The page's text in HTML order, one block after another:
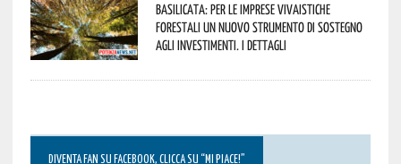
Basilicata: per le imprese vivaistiche
forestali un nuovo strumento di sostegno
agli investimenti. I dettagli
DIVENTA FAN SU FACEBOOK, CLICCA SU “MI PIACE!”